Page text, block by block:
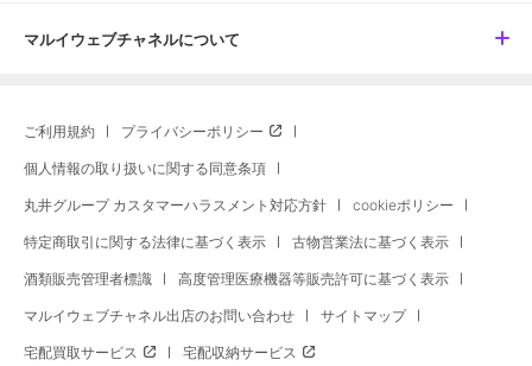
マルイウェブチャネルについて
ご利用規約 プライバシーポリシー
個人情報の取り扱いに関する同意条項
丸井グループ カスタマーハラスメント対応方針 cookieポリシー
特定商取引に関する法律に基づく表示 古物営業法に基づく表示
酒類販売管理者標識 高度管理医療機器等販売許可に基づく表示
マルイウェブチャネル出店のお問い合わせ サイトマップ
宅配買取サービス 宅配収納サービス